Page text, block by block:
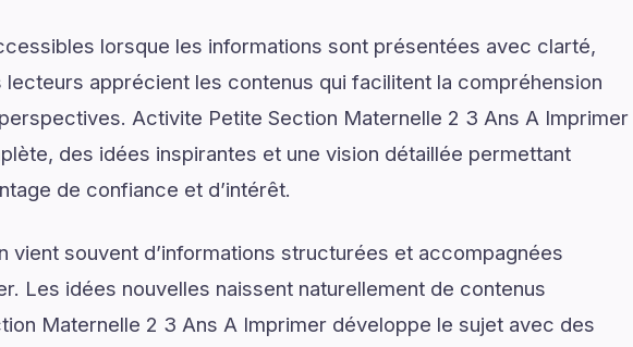
lorsque les informations sont présentées avec clarté,
apprécient les contenus qui facilitent la compréhension
Activite Petite Section Maternelle 2 3 Ans A Imprimer
des idées inspirantes et une vision détaillée permettant
de confiance et d’intérêt.
vient souvent d’informations structurées et accompagnées
Les idées nouvelles naissent naturellement de contenus
Maternelle 2 3 Ans A Imprimer développe le sujet avec des